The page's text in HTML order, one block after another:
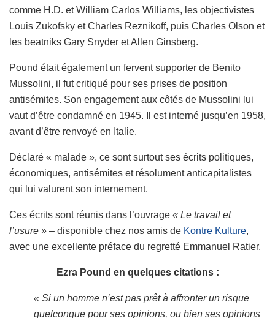
comme H.D. et William Carlos Williams, les objectivistes
Louis Zukofsky et Charles Reznikoff, puis Charles Olson et
les beatniks Gary Snyder et Allen Ginsberg.
Pound était également un fervent supporter de Benito
Mussolini, il fut critiqué pour ses prises de position
antisémites. Son engagement aux côtés de Mussolini lui
vaut d’être condamné en 1945. Il est interné jusqu’en 1958,
avant d’être renvoyé en Italie.
Déclaré « malade », ce sont surtout ses écrits politiques,
économiques, antisémites et résolument anticapitalistes
qui lui valurent son internement.
Ces écrits sont réunis dans l’ouvrage « Le travail et
l’usure » – disponible chez nos amis de Kontre Kulture,
avec une excellente préface du regretté Emmanuel Ratier.
Ezra Pound en quelques citations :
« Si un homme n’est pas prêt à affronter un risque
quelconque pour ses opinions, ou bien ses opinions